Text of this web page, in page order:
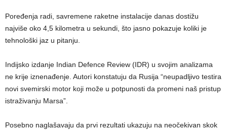
Poređenja radi, savremene raketne instalacije danas dostižu
najviše oko 4,5 kilometra u sekundi, što jasno pokazuje koliki je
tehnološki jaz u pitanju.
Indijsko izdanje Indian Defence Review (IDR) u svojim analizama
ne krije iznenađenje. Autori konstatuju da Rusija “neupadljivo testira
novi svemirski motor koji može u potpunosti da promeni naš pristup
istraživanju Marsa”.
Posebno naglašavaju da prvi rezultati ukazuju na neočekivan skok